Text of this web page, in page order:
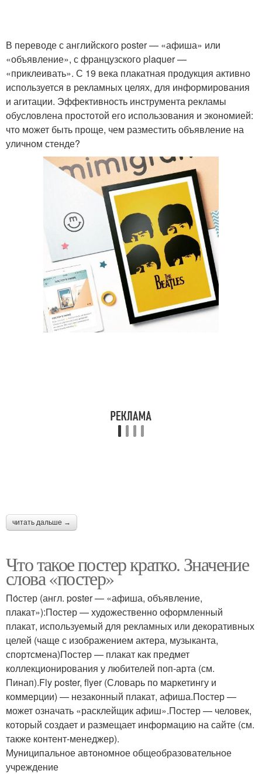
В переводе с английского poster — «афиша» или
«объявление», с французского plaquer —
«приклеивать». С 19 века плакатная продукция активно
используется в рекламных целях, для информирования
и агитации. Эффективность инструмента рекламы
обусловлена простотой его использования и экономией:
что может быть проще, чем разместить объявление на
уличном стенде?
читать дальше →
Что такое постер кратко. Значение
слова «постер»
По́стер (англ. poster — «афиша, объявление,
плакат»):Постер — художественно оформленный
плакат, используемый для рекламных или декоративных
целей (чаще с изображением актера, музыканта,
спортсмена)Постер — плакат как предмет
коллекционирования у любителей поп-арта (см.
Пинап).Fly poster, flyer (Словарь по маркетингу и
коммерции) — незаконный плакат, афиша.Постер —
может означать «расклейщик афиш».Постер — человек,
который создает и размещает информацию на сайте (см.
также контент-менеджер).
Муниципальное автономное общеобразовательное
учреждение